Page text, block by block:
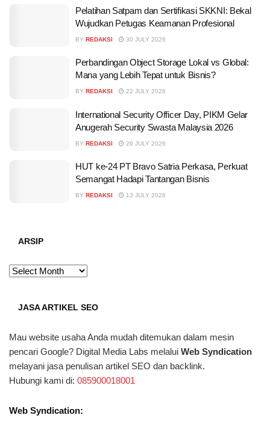
Pelatihan Satpam dan Sertifikasi SKKNI: Bekal
Wujudkan Petugas Keamanan Profesional
BY REDAKSI 30 JULY 2026
Perbandingan Object Storage Lokal vs Global:
Mana yang Lebih Tepat untuk Bisnis?
BY REDAKSI 22 JULY 2026
International Security Officer Day, PIKM Gelar
Anugerah Security Swasta Malaysia 2026
BY REDAKSI 26 JULY 2026
HUT ke-24 PT Bravo Satria Perkasa, Perkuat
Semangat Hadapi Tantangan Bisnis
BY REDAKSI 13 JULY 2026
ARSIP
ARSIP
JASA ARTIKEL SEO
Mau website usaha Anda mudah ditemukan dalam mesin
pencari Google? Digital Media Labs melalui Web Syndication
melayani jasa penulisan artikel SEO dan backlink.
Hubungi kami di: 085900018001
Web Syndication: